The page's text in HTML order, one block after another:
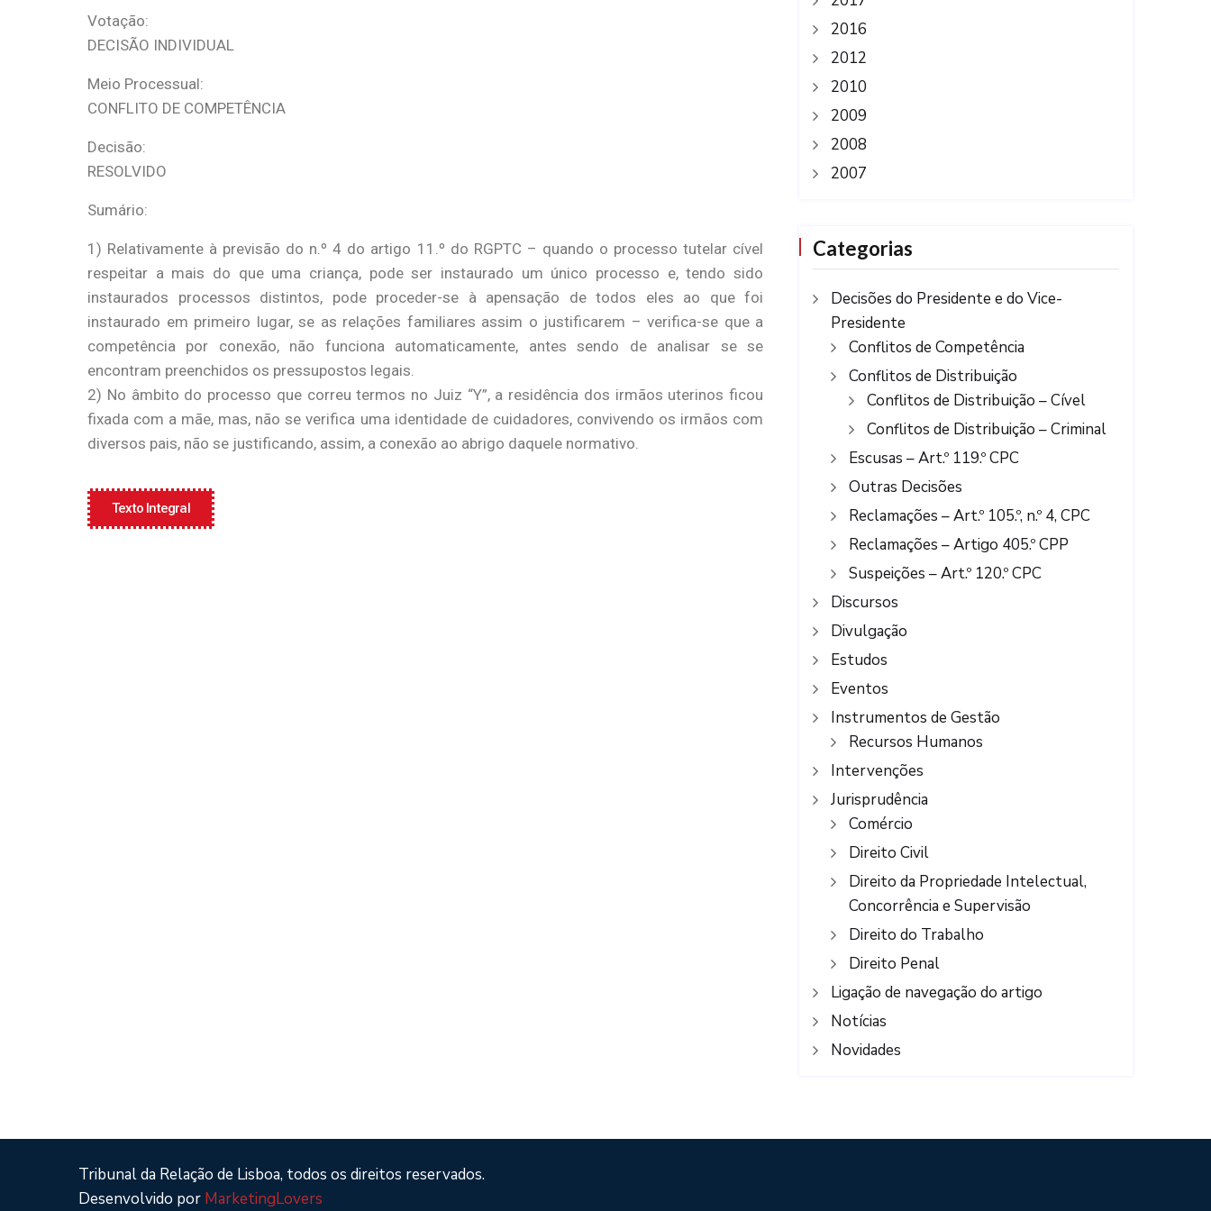
Votação:
DECISÃO INDIVIDUAL
Meio Processual:
CONFLITO DE COMPETÊNCIA
Decisão:
RESOLVIDO
Sumário:
1) Relativamente à previsão do n.º 4 do artigo 11.º do RGPTC – quando o processo tutelar cível
respeitar a mais do que uma criança, pode ser instaurado um único processo e, tendo sido
instaurados processos distintos, pode proceder-se à apensação de todos eles ao que foi
instaurado em primeiro lugar, se as relações familiares assim o justificarem – verifica-se que a
competência por conexão, não funciona automaticamente, antes sendo de analisar se se
encontram preenchidos os pressupostos legais.
2) No âmbito do processo que correu termos no Juiz “Y”, a residência dos irmãos uterinos ficou
fixada com a mãe, mas, não se verifica uma identidade de cuidadores, convivendo os irmãos com
diversos pais, não se justificando, assim, a conexão ao abrigo daquele normativo.
Texto Integral
2016
2012
2010
2009
2008
2007
Categorias
Decisões do Presidente e do Vice-
Presidente
Conflitos de Competência
Conflitos de Distribuição
Conflitos de Distribuição – Cível
Conflitos de Distribuição – Criminal
Escusas – Art.º 119.º CPC
Outras Decisões
Reclamações – Art.º 105.º, n.º 4, CPC
Reclamações – Artigo 405.º CPP
Suspeições – Art.º 120.º CPC
Discursos
Divulgação
Estudos
Eventos
Instrumentos de Gestão
Recursos Humanos
Intervenções
Jurisprudência
Comércio
Direito Civil
Direito da Propriedade Intelectual,
Concorrência e Supervisão
Direito do Trabalho
Direito Penal
Ligação de navegação do artigo
Notícias
Novidades
Tribunal da Relação de Lisboa, todos os direitos reservados.
Desenvolvido por MarketingLovers